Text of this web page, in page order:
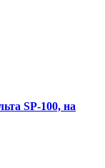
SP-100, на